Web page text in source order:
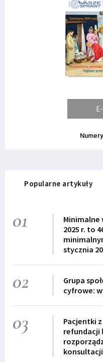
Popularne artykuły
01
Minimalne
2025 r. to
stycznia
02
Grupa
cyfrowe:
03
Pacjentki
refundacji
konsultacji